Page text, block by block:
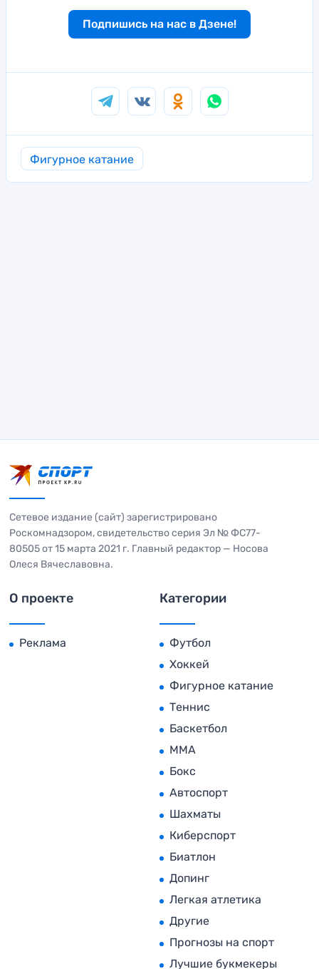
Подпишись на нас в Дзене!
Фигурное катание
Сетевое издание (сайт) зарегистрировано
Роскомнадзором, свидетельство серия Эл № ФС77-
80505 от 15 марта 2021 г. Главный редактор — Носова
Олеся Вячеславовна.
О проекте
Реклама
Категории
Футбол
Хоккей
Фигурное катание
Теннис
Баскетбол
MMA
Бокс
Автоспорт
Шахматы
Киберспорт
Биатлон
Допинг
Легкая атлетика
Другие
Прогнозы на спорт
Лучшие букмекеры